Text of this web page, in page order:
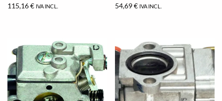
115,16€ IVA INCL. 54,69€ IVA INCL.